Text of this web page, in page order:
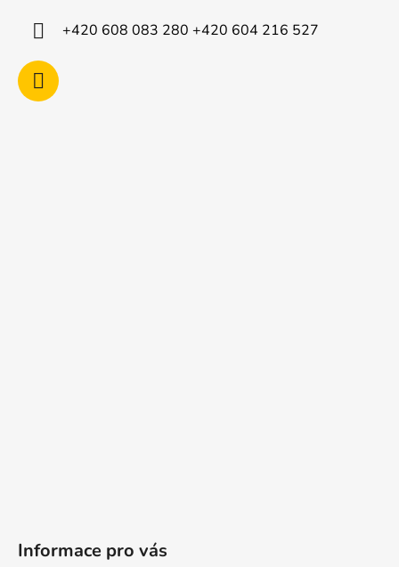
+420 608 083 280 +420 604 216 527
Informace pro vás